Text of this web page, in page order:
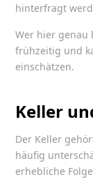
hinterfragt
Wer hier genau
frühzeitig und
einschätzen.
Keller
Der Keller
häufig
erhebliche